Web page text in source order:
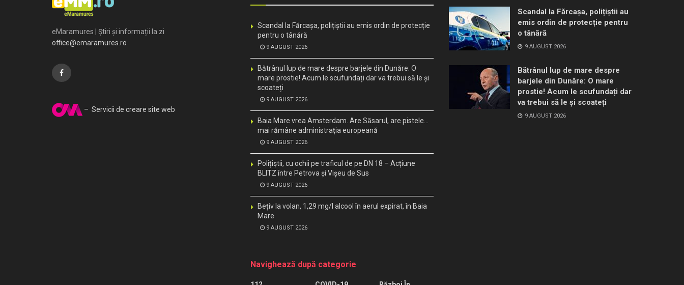
eMaramures | Știri și informații la zi
office@emaramures.ro
– Servicii de creare site web
Scandal la Fărcașa, polițiștii au emis ordin de protecție
pentru o tânără
9 AUGUST 2026
Bătrânul lup de mare despre barjele din Dunăre: O
mare prostie! Acum le scufundați dar va trebui să le și
scoateți
9 AUGUST 2026
Baia Mare vrea Amsterdam. Are Săsarul, are pistele…
mai rămâne administrația europeană
9 AUGUST 2026
Polițiștii, cu ochii pe traficul de pe DN 18 – Acțiune
BLITZ între Petrova și Vișeu de Sus
9 AUGUST 2026
Bețiv la volan, 1,29 mg/l alcool în aerul expirat, în Baia
Mare
9 AUGUST 2026
Navighează după categorie
Scandal la Fărcașa, polițiștii au
emis ordin de protecție pentru
o tânără
9 AUGUST 2026
Bătrânul lup de mare despre
barjele din Dunăre: O mare
prostie! Acum le scufundați dar
va trebui să le și scoateți
9 AUGUST 2026